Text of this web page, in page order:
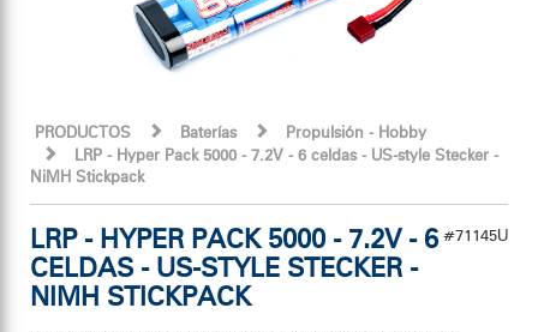
PRODUCTOS Baterías
Propulsión - Hobby
LRP - Hyper Pack 5000 - 7.2V - 6 celdas - US-style Stecker -
NiMH Stickpack
LRP - HYPER PACK 5000 - 7.2V - 6
CELDAS - US-STYLE STECKER -
NIMH STICKPACK
#71145U
日本語
Mail
O me gusta LRP en Facebook. Antes de ti, ellos ya lo han hecho.